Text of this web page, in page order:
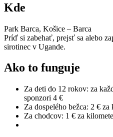
Kde
Park Barca, Košice – Barca
Príď si zabehať, prejsť sa alebo
sirotinec v Ugande.
Ako to funguje
Za deti do 12 rokov: za
sponzori 4 €
Za dospelého bežca: 2 € za
Za chodcov: 1 € za